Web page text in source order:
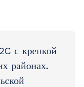
с крепкой
районах.